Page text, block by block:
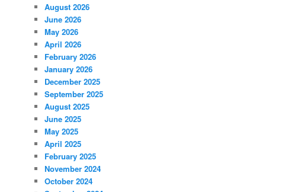
August 2026
June 2026
May 2026
April 2026
February 2026
January 2026
December 2025
September 2025
August 2025
June 2025
May 2025
April 2025
February 2025
November 2024
October 2024